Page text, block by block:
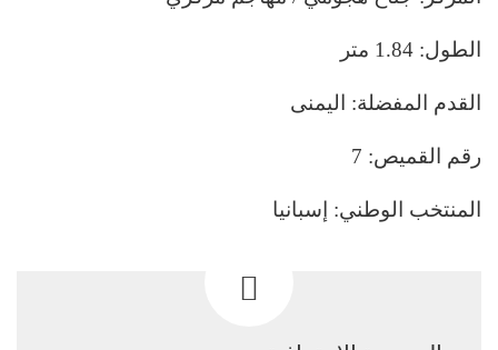
الطول: 1.84 متر
القدم المفضلة: اليمنى
رقم القميص: 7
المنتخب الوطني: إسبانيا